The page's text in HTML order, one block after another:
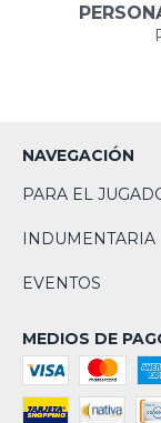
NAVEGACIÓN
PARA EL
INDUMENTARIA
EVENTOS
MEDIOS DE